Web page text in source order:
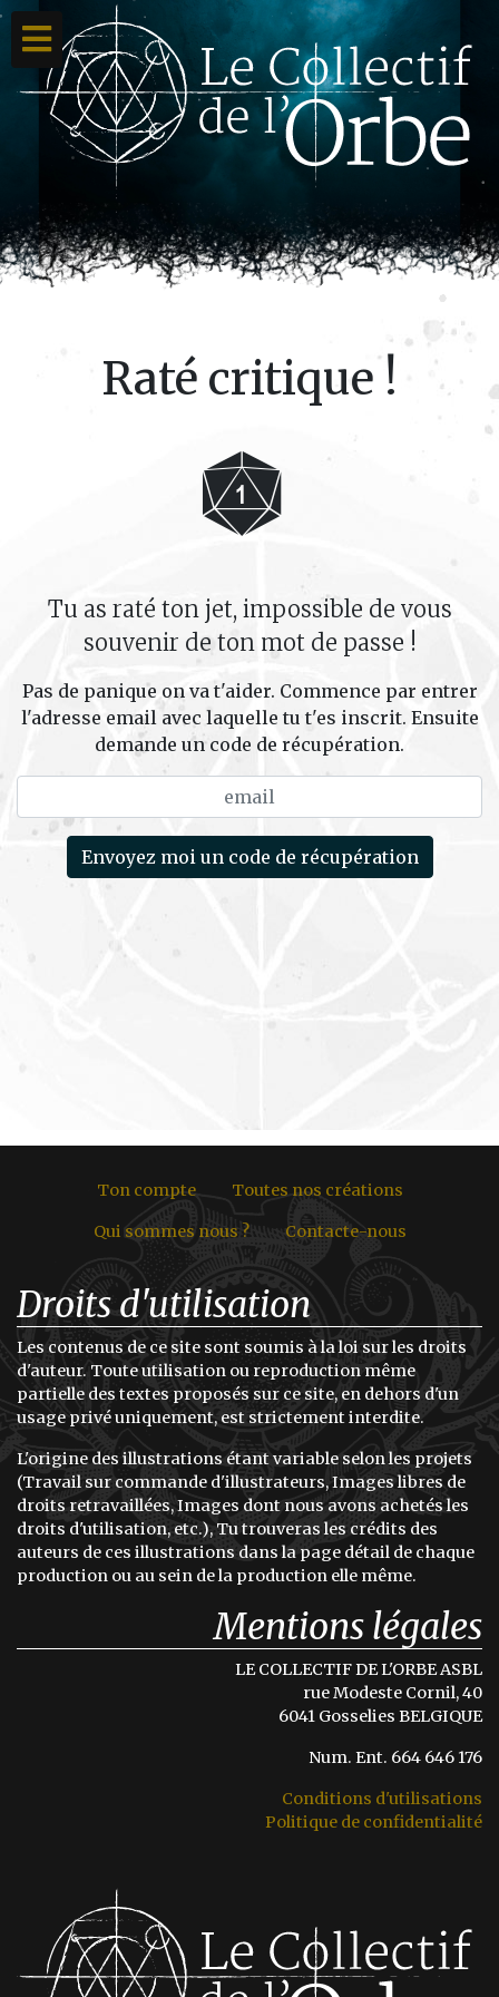
Accueil
Ton compte
Toutes nos créations
Qui sommes nous ?
Raté critique !
A
Tu as raté ton jet, impossible de vous
souvenir de ton mot de passe !
Pas de panique on va t'aider. Commence par entrer
l'adresse email avec laquelle tu t'es inscrit. Ensuite
demande un code de récupération.
Envoyez moi un code de récupération
Ton compte Toutes nos créations
Qui sommes nous ? Contacte-nous
Droits d'utilisation
Les contenus de ce site sont soumis à la loi sur les droits
d'auteur. Toute utilisation ou reproduction même
partielle des textes proposés sur ce site, en dehors d'un
usage privé uniquement, est strictement interdite.
L'origine des illustrations étant variable selon les projets
(Travail sur commande d'illustrateurs, Images libres de
droits retravaillées, Images dont nous avons achetés les
droits d'utilisation, etc.), Tu trouveras les crédits des
auteurs de ces illustrations dans la page détail de chaque
production ou au sein de la production elle même.
Mentions légales
LE COLLECTIF DE L'ORBE ASBL
rue Modeste Cornil, 40
6041 Gosselies BELGIQUE
Num. Ent. 664 646 176
Conditions d'utilisations
Politique de confidentialité